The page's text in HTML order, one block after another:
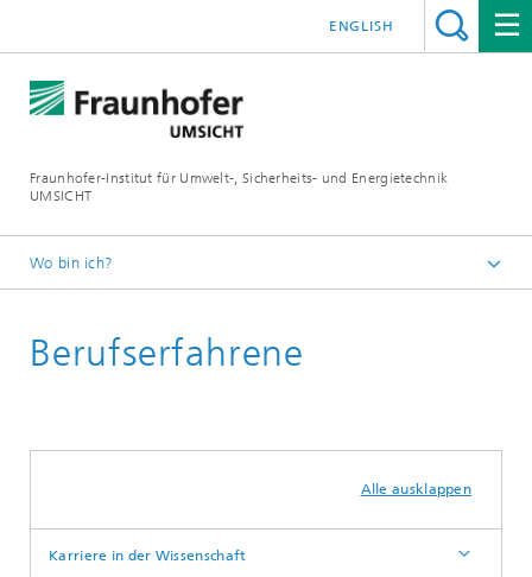
Fraunhofer-Institut für Umwelt-, Sicherheits- und Energietechnik
UMSICHT
ENGLISH
Wo bin ich?
Jobs | Karriere
Berufserfahrene
Alle ausklappen
Karriere in der Wissenschaft